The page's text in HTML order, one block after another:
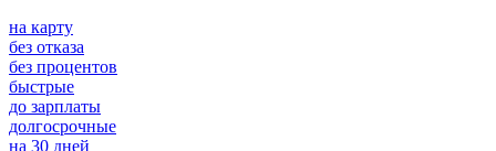
на карту
без отказа
без процентов
быстрые
до зарплаты
долгосрочные
на 30 дней